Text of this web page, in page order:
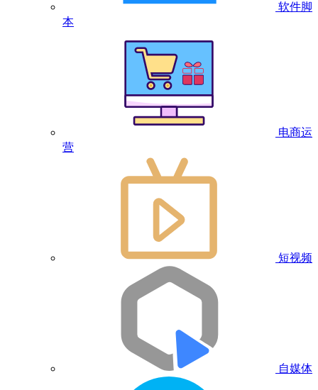
软件脚
本
电商运
营
短视频
自媒体